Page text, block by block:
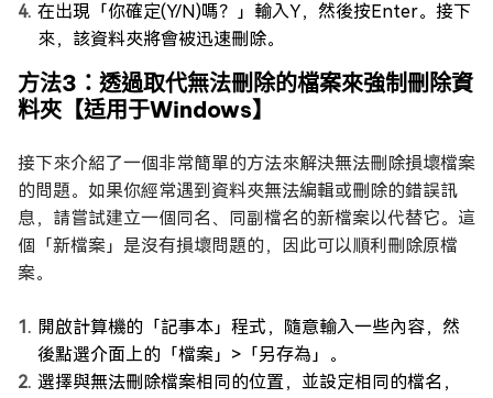
在出現「你確定(Y/N)嗎？」輸入Y，然後按Enter。接下
來，該資料夾將會被迅速刪除。
方法3：透過取代無法刪除的檔案來強制刪除資
料夾【适用于Windows】
接下來介紹了一個非常簡單的方法來解決無法刪除損壞檔案
的問題。如果你經常遇到資料夾無法編輯或刪除的錯誤訊
息，請嘗試建立一個同名、同副檔名的新檔案以代替它。這
個「新檔案」是沒有損壞問題的，因此可以順利刪除原檔
案。
開啟計算機的「記事本」程式，隨意輸入一些內容，然
後點選介面上的「檔案」>「另存為」。
選擇與無法刪除檔案相同的位置，並設定相同的檔名，